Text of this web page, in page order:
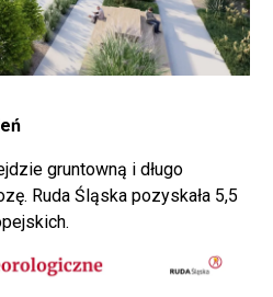
gruntowną i długo
Ruda Śląska pozyskała 5,5